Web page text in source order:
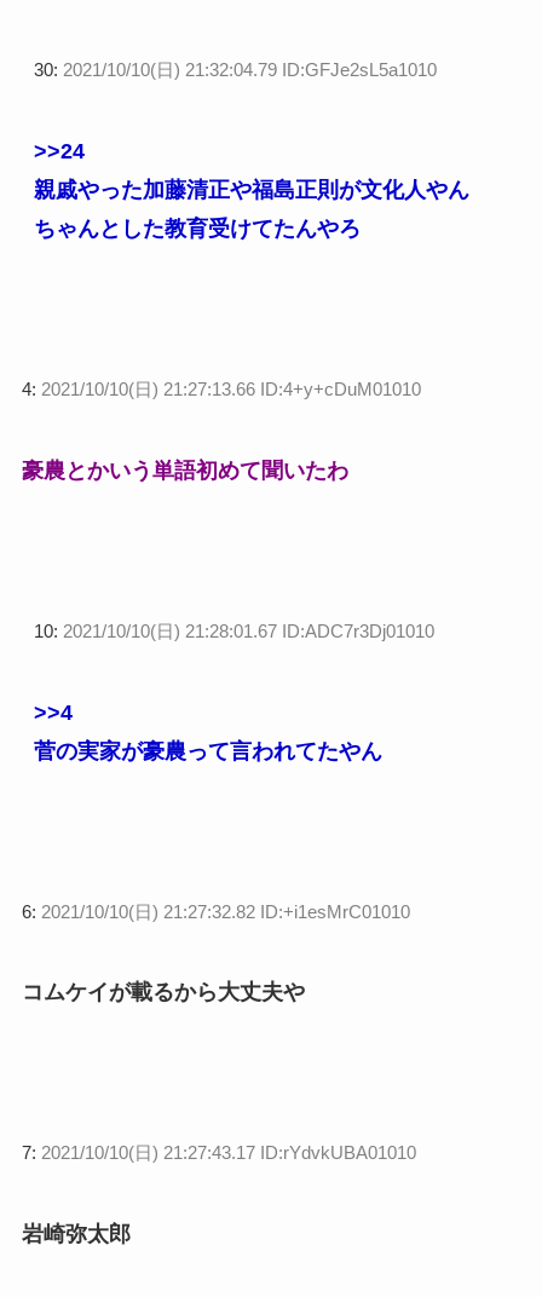
30: 2021/10/10(日) 21:32:04.79 ID:GFJe2sL5a1010
>>24
親戚やった加藤清正や福島正則が文化人やん
ちゃんとした教育受けてたんやろ
4: 2021/10/10(日) 21:27:13.66 ID:4+y+cDuM01010
豪農とかいう単語初めて聞いたわ
10: 2021/10/10(日) 21:28:01.67 ID:ADC7r3Dj01010
>>4
菅の実家が豪農って言われてたやん
6: 2021/10/10(日) 21:27:32.82 ID:+i1esMrC01010
コムケイが載るから大丈夫や
7: 2021/10/10(日) 21:27:43.17 ID:rYdvkUBA01010
岩崎弥太郎